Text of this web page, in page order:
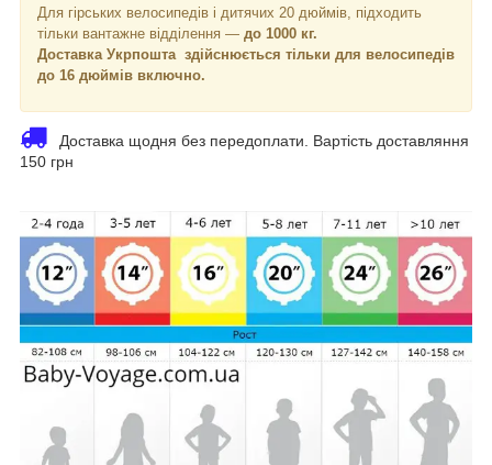
Для гірських велосипедів і дитячих 20 дюймів, підходить
тільки вантажне відділення — до 1000 кг.
Доставка Укрпошта здійснюється тільки для велосипедів
до 16 дюймів включно.
Доставка щодня без передоплати. Вартість доставляння
150 грн